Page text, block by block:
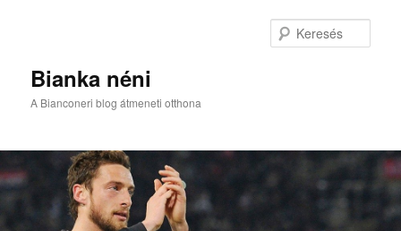
Bianka néni
A Bianconeri blog átmeneti otthona